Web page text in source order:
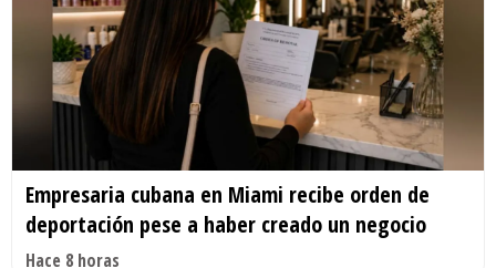
Empresaria cubana en Miami recibe orden de
deportación pese a haber creado un negocio
Hace 8 horas